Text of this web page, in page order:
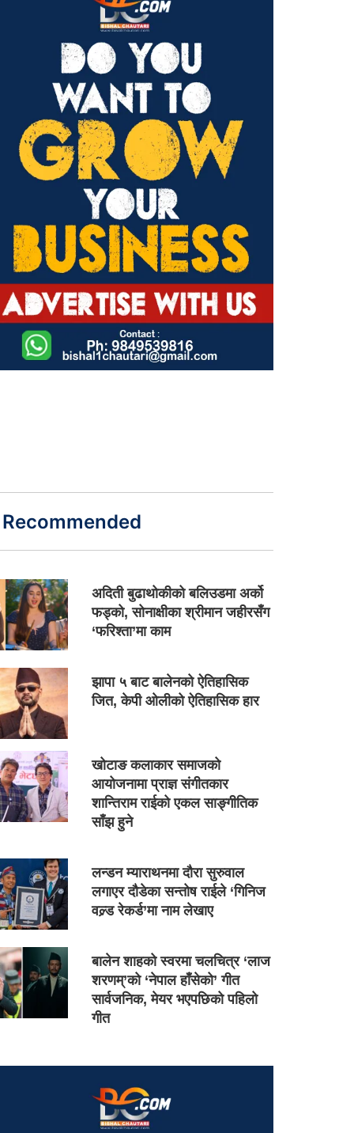
Recommended
अदिती बुढाथोकीको बलिउडमा अर्को
फड्को, सोनाक्षीका श्रीमान जहीरसँग
‘फरिश्ता’मा काम
झापा ५ बाट बालेनको ऐतिहासिक
जित, केपी ओलीको ऐतिहासिक हार
खोटाङ कलाकार समाजको
आयोजनामा प्राज्ञ संगीतकार
शान्तिराम राईको एकल साङ्गीतिक
साँझ हुने
लन्डन म्याराथनमा दौरा सुरुवाल
लगाएर दौडेका सन्तोष राईले ‘गिनिज
वल्र्ड रेकर्ड’मा नाम लेखाए
बालेन शाहको स्वरमा चलचित्र ‘लाज
शरणम्’को ‘नेपाल हाँसेको’ गीत
सार्वजनिक, मेयर भएपछिको पहिलो
गीत